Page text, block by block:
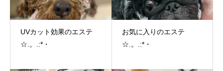
UVカット効果のエステ
☆.。.:*・
お気に入りのエステ
☆.。.:*・